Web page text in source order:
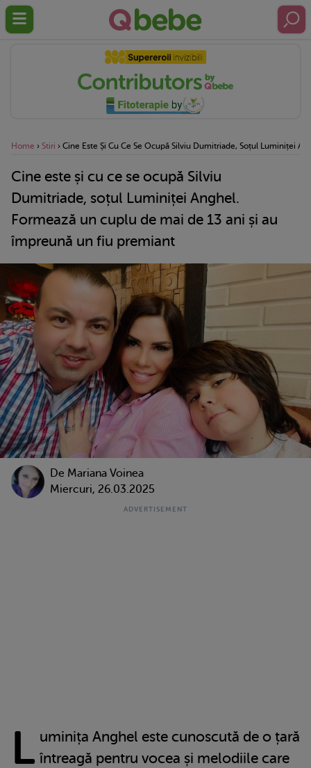
Home › Stiri › Cine Este Și Cu Ce Se Ocupă Silviu Dumitriade, Soțul Luminiței
Cine este și cu ce se ocupă Silviu
Dumitriade, soțul Luminiței Anghel.
Formează un cuplu de mai de 13 ani și au
împreună un fiu premiant
De Mariana Voinea
Miercuri, 26.03.2025
L uminița Anghel este cunoscută de o țară
întreagă pentru vocea și melodiile care